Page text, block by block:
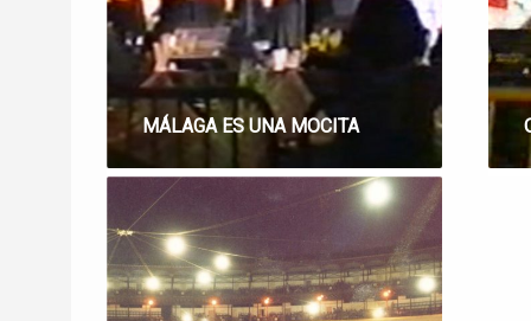
MÁLAGA ES UNA MOCITA